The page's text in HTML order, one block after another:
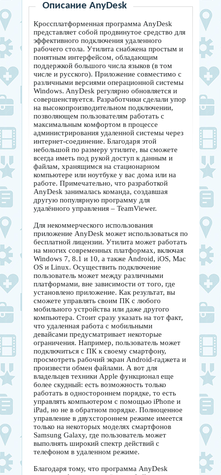
Описание AnyDesk
Кроссплатформенная программа AnyDesk
представляет собой продвинутое средство для
эффективного подключения удаленного
рабочего стола. Утилита снабжена простым и
понятным интерфейсом, обладающим
поддержкой большого числа языков (в том
числе и русского). Приложение совместимо с
различными версиями операционной системы
Windows. AnyDesk регулярно обновляется и
совершенствуется. Разработчики сделали упор
на высокопроизводительном подключении,
позволяющем пользователям работать с
максимальным комфортом в процессе
администрирования удаленной системы через
интернет-соединение. Благодаря этой
небольшой по размеру утилите, вы сможете
всегда иметь под рукой доступ к данным и
файлам, хранящимся на стационарном
компьютере или ноутбуке у вас дома или на
работе. Примечательно, что разработкой
AnyDesk занималась команда, создавшая
другую популярную программу для
удалённого управления – TeamViewer.
Для некоммерческого использования
приложение AnyDesk может использоваться по
бесплатной лицензии. Утилита может работать
на многих современных платформах, включая
Windows 7, 8.1 и 10, а также Android, iOS, Mac
OS и Linux. Осуществить подключение
пользователь может между различными
платформами, вне зависимости от того, где
установлено приложение. Как результат, вы
сможете управлять своим ПК с любого
мобильного устройства или даже другого
компьютера. Стоит сразу указать на тот факт,
что удаленная работа с мобильными
девайсами предусматривает некоторые
ограничения. Например, пользователь может
подключиться с ПК к своему смартфону,
просмотреть рабочий экран Android-гаджета и
произвести обмен файлами. А вот для
владельцев техники Apple функционал еще
более скудный: есть возможность только
работать в одностороннем порядке, то есть
управлять компьютером с помощью iPhone и
iPad, но не в обратном порядке. Полноценное
управление в двухстороннем режиме имеется
только на некоторых моделях смартфонов
Samsung Galaxy, где пользователь может
выполнять широкий спектр действий с
телефоном в удаленном режиме.
Благодаря тому, что программа AnyDesk